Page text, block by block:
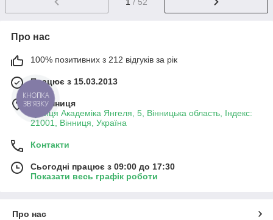
Про нас
100% позитивних з 212 відгуків за рік
Працює з 15.03.2013
м. Вінниця
вулиця Академіка Янгеля, 5, Вінницька область, Індекс:
21001, Вінниця, Україна
Контакти
Сьогодні працює з 09:00 до 17:30
Показати весь графік роботи
Про нас
КНОПКА
ЗВ'ЯЗКУ